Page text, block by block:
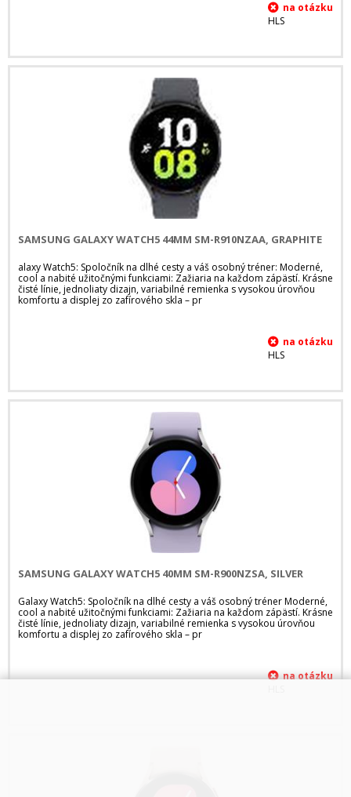
HLS
SAMSUNG GALAXY WATCH5 44MM SM-R910NZAA, GRAPHITE
alaxy Watch5: Spoločník na dlhé cesty a váš osobný tréner: Moderné,
cool a nabité užitočnými funkciami: Zažiaria na každom zápästí. Krásne
čisté línie, jednoliaty dizajn, variabilné remienka s vysokou úrovňou
komfortu a displej zo zafírového skla – pr
HLS
SAMSUNG GALAXY WATCH5 40MM SM-R900NZSA, SILVER
Galaxy Watch5: Spoločník na dlhé cesty a váš osobný tréner Moderné,
cool a nabité užitočnými funkciami: Zažiaria na každom zápästí. Krásne
čisté línie, jednoliaty dizajn, variabilné remienka s vysokou úrovňou
komfortu a displej zo zafírového skla – pr